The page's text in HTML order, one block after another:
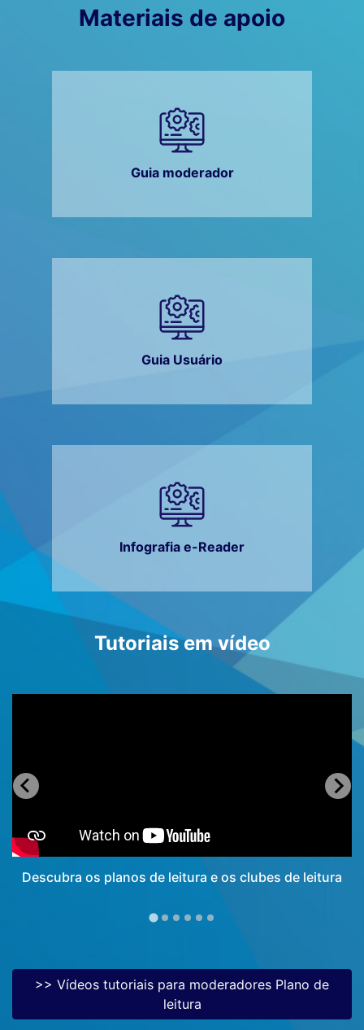
Materiais de apoio
Guia moderador
Guia Usuário
Infografia e-Reader
Tutoriais em vídeo
Descubra os planos de leitura e os clubes de leitura
>> Vídeos tutoriais para moderadores Plano de
leitura